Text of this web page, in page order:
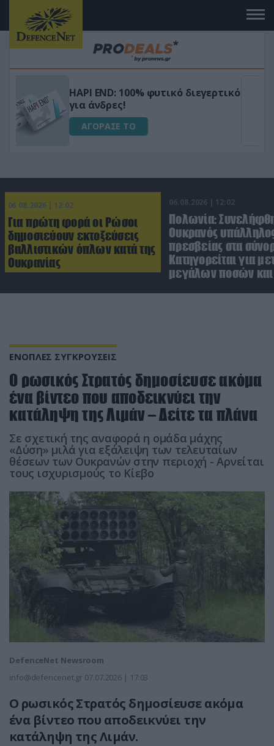
Μεταμόρφωσε τον κήπο σου με το
Ultra Box Μίνι Αλυσοπρίονο με
μπαταρία λιθίου
ΑΓΟΡΑΣΕ ΤΟ
06.08.2026 | 12:02
Για πρώτη φορά οι Ρώσοι
δημοσιεύουν εκτοξεύσεις
βαλλιστικών όπλων κατά της
Ουκρανίας
06.08.2026 | 12:02
Πολωνία:
Ουκρανός
πρεσβείας στα
Κατηγορείται για
μεγάλων ποσών
ΕΝΟΠΛΕΣ ΣΥΓΚΡΟΥΣΕΙΣ
Ο ρωσικός Στρατός δημοσίευσε ακόμα
ένα βίντεο που αποδεικνύει την
κατάληψη της Λιμάν – Δείτε τα πλάνα
Σε σχετική της αναφορά η ομάδα μάχης
«Δύση» μιλά για εξάλειψη των τελευταίων
θέσεων των Ουκρανών στην περιοχή - Αρνείται
τους ισχυρισμούς το Κίεβο
DefenceNet Newsroom
info@defencenet.gr 07.07.2026 | 17:03
Ο ρωσικός Στρατός δημοσίευσε ακόμα
ένα βίντεο που αποδεικνύει την
κατάληψη της Λιμάν.